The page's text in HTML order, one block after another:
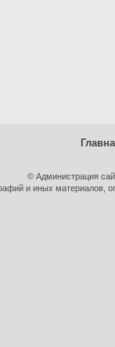
© Администрация
и иных материалов,